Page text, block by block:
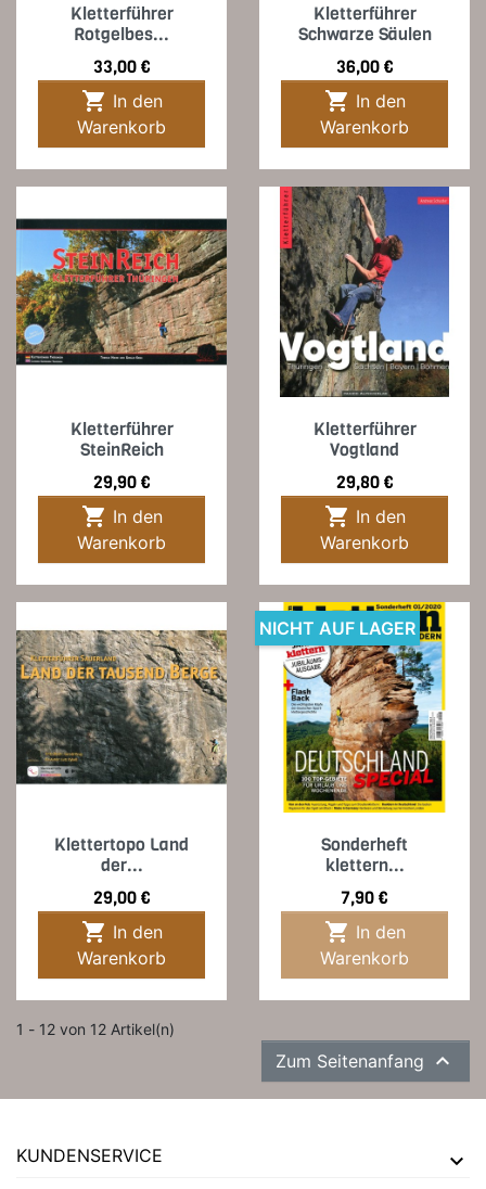
Kletterführer
Rotgelbes...
Preis
33,00 €

Warenkorb
Kletterführer
Schwarze Säulen
Preis
36,00 €

Warenkorb
Kletterführer
SteinReich
Preis
29,90 €

Warenkorb
Kletterführer
Vogtland
Preis
29,80 €

Warenkorb
Klettertopo Land
der...
Preis
29,00 €

Warenkorb
Sonderheft
klettern...
Preis
7,90 €

Warenkorb
NICHT AUF LAGER
1 - 12 von 12 Artikel(n)
Zum Seitenanfang 
KUNDENSERVICE